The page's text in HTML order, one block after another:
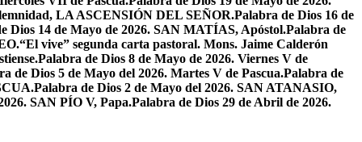
LA ASCENSIÓN DEL SEÑOR.Palabra de Dios 16 de
Dios 14 de Mayo de 2026. SAN MATÍAS, Apóstol.Palabra de
“El vive” segunda carta pastoral. Mons. Jaime Calderón
Palabra de Dios 8 de Mayo de 2026. Viernes V de
de Dios 5 de Mayo del 2026. Martes V de Pascua.Palabra de
Palabra de Dios 2 de Mayo del 2026. SAN ATANASIO,
SAN PÍO V, Papa.Palabra de Dios 29 de Abril de 2026.